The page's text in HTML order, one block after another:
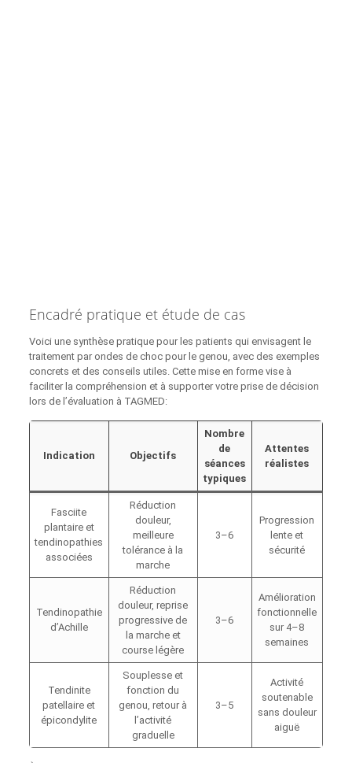
Encadré pratique et étude de cas
Voici une synthèse pratique pour les patients qui envisagent le
traitement par ondes de choc pour le genou, avec des exemples
concrets et des conseils utiles. Cette mise en forme vise à
faciliter la compréhension et à supporter votre prise de décision
lors de l’évaluation à TAGMED:
Indication Objectifs
Nombre
de
séances
typiques
Attentes
réalistes
Fasciite
plantaire et
tendinopathies
associées
Réduction
douleur,
meilleure
tolérance à la
marche
3–6
Progression
lente et
sécurité
Tendinopathie
d’Achille
Réduction
douleur, reprise
progressive de
la marche et
course légère
3–6
Amélioration
fonctionnelle
sur 4–8
semaines
Tendinite
patellaire et
épicondylite
Souplesse et
fonction du
genou, retour à
l’activité
graduelle
3–5
Activité
soutenable
sans douleur
aiguë